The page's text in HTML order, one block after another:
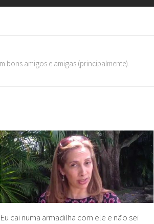
bons amigos e amigas (principalmente).
Eu cai numa armadilha com ele e não sei